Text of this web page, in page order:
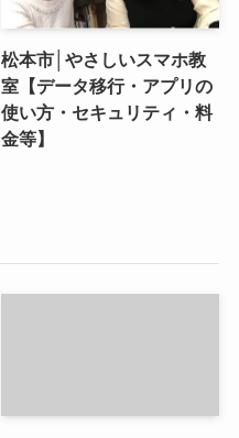
松本市│やさしいスマホ教
室【データ移行・アプリの
使い方・セキュリティ・料
金等】